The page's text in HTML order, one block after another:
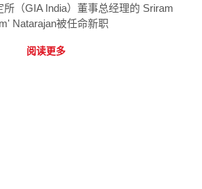
所（GIA India）董事总经理的 Sriram
Natarajan被任命新职
阅读更多